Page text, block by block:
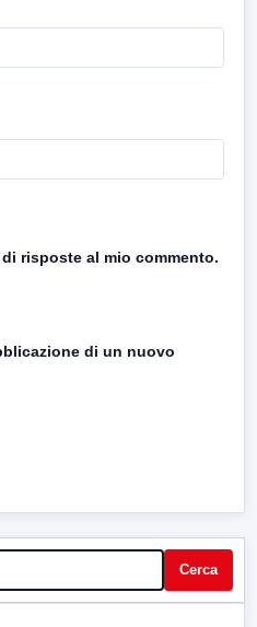
risposte al mio commento.
di un nuovo
Cerca